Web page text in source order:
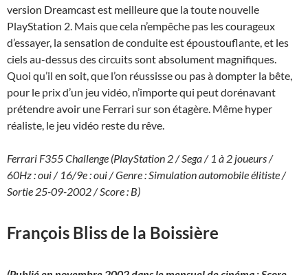
version Dreamcast est meilleure que la toute nouvelle
PlayStation 2. Mais que cela n’empêche pas les courageux
d’essayer, la sensation de conduite est époustouflante, et les
ciels au-dessus des circuits sont absolument magnifiques.
Quoi qu’il en soit, que l’on réussisse ou pas à dompter la bête,
pour le prix d’un jeu vidéo, n’importe qui peut dorénavant
prétendre avoir une Ferrari sur son étagère. Même hyper
réaliste, le jeu vidéo reste du rêve.
Ferrari F355 Challenge (PlayStation 2 / Sega / 1 à 2 joueurs /
60Hz : oui / 16/9e : oui / Genre : Simulation automobile élitiste /
Sortie 25-09-2002 / Score : B)
François Bliss de la Boissière